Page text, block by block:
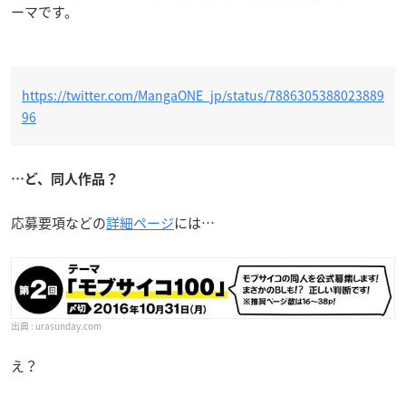
ーマです。
https://twitter.com/MangaONE_jp/status/7886305388023889
96
…ど、同人作品？
応募要項などの詳細ページには…
urasunday.com
え？